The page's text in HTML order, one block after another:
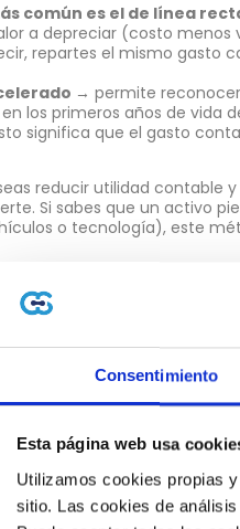
Consentimiento
Esta página web usa
Utilizamos cookies propias
sitio. Las cookies de
común es el de línea
a depreciar (costo menos
repartes el mismo gasto
→ permite
los primeros años de vida
significa que el gasto
reducir utilidad contable
Si sabes que un activo
o tecnología), este
→
lo que hace que el
el tiempo.
de producción
que fabrica x
efecto distinto en los
el gasto será mayor
en ese periodo.